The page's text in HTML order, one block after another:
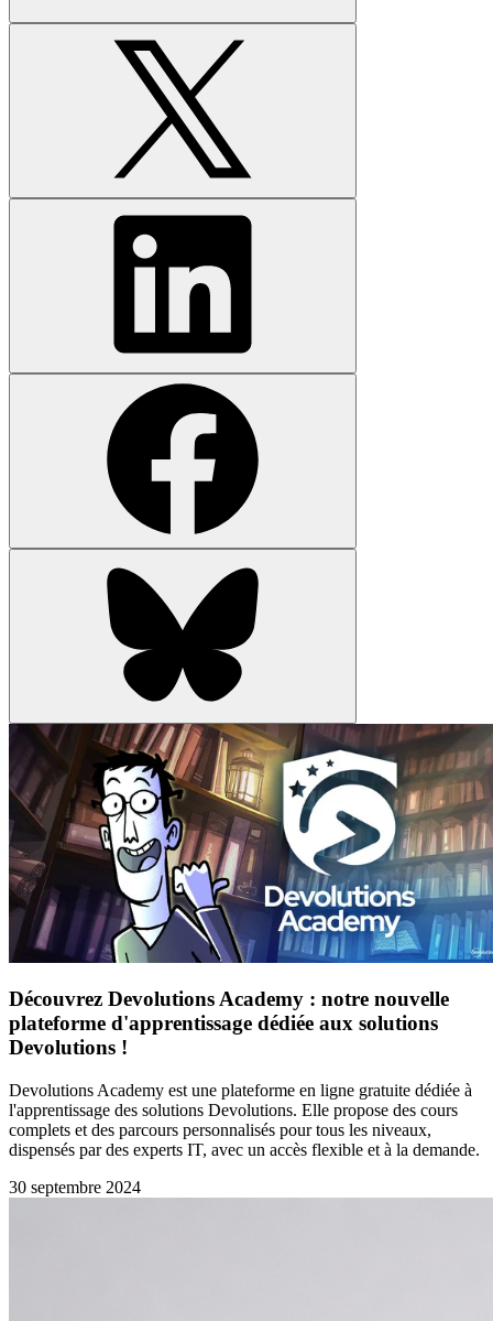
Découvrez Devolutions Academy : notre nouvelle
plateforme d'apprentissage dédiée aux solutions
Devolutions !
Devolutions Academy est une plateforme en ligne gratuite dédiée à
l'apprentissage des solutions Devolutions. Elle propose des cours
complets et des parcours personnalisés pour tous les niveaux,
dispensés par des experts IT, avec un accès flexible et à la demande.
30 septembre 2024